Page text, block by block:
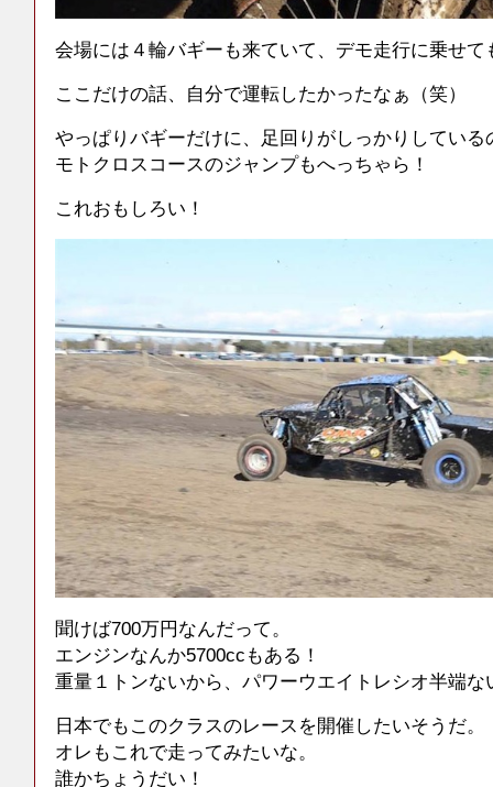
会場には４輪バギーも来ていて、デモ走行に乗せて
ここだけの話、自分で運転したかったなぁ（笑）
やっぱりバギーだけに、足回りがしっかりしている
モトクロスコースのジャンプもへっちゃら！
これおもしろい！
聞けば700万円なんだって。
エンジンなんか5700ccもある！
重量１トンないから、パワーウエイトレシオ半端な
日本でもこのクラスのレースを開催したいそうだ。
オレもこれで走ってみたいな。
誰かちょうだい！